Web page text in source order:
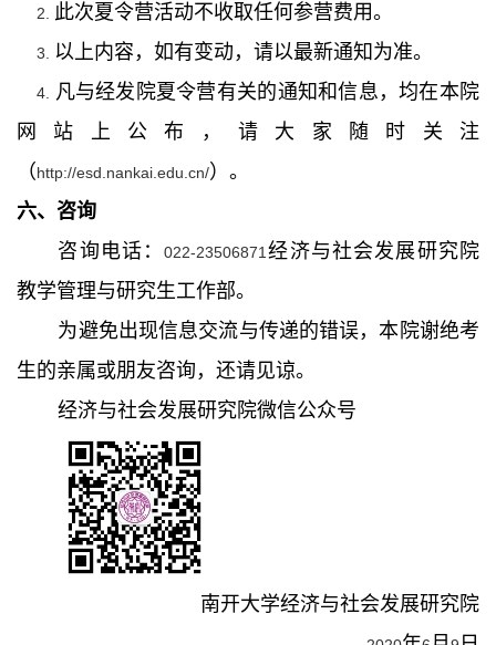
2. 此次夏令营活动不收取任何参营费用。
3. 以上内容，如有变动，请以最新通知为准。
4. 凡与经发院夏令营有关的通知和信息，均在本院
网站上公布，请大家随时关注
（http://esd.nankai.edu.cn/）。
六、咨询
咨询电话：022-23506871 经济与社会发展研究院
教学管理与研究生工作部。
为避免出现信息交流与传递的错误，本院谢绝考
生的亲属或朋友咨询，还请见谅。
经济与社会发展研究院微信公众号
南开大学经济与社会发展研究院